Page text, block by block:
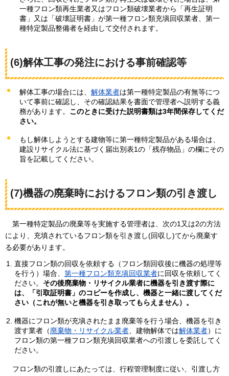
一種フロン類再生業者又はフロン類破壊業者から「再生証明
書」又は「破壊証明書」が第一種フロン類充塡回収業者、第一
種特定製品整備者を経由して交付されます。
(6)解体工事の発注における事前確認等
解体工事の場合には、 解体業者は第一種特定製品の有無等につ
いて事前に確認し、その確認結果を書面で管理者へ説明する義
務があります。 このときに受けた説明書類は3年間保存してくだ
さい。
もし解体しようとする建物等に第一種特定製品がある場合は、
建設リサイクル法に基づく届出別表1の「残存物品」の欄にその
旨を記載してください。
(7)機器の廃棄時におけるフロン類の引き渡し
第一種特定製品の廃棄等を実施する管理者は、次の1又は2の方法
により、充填されているフロン類を引き渡し(回収し)てから廃棄す
る必要があります。
直接フロン類の回収を依頼する（フロン類回収後に機器の処理等
を行う）場合、 第一種フロン類充塡回収業者に回収を依頼してく
ださい。 その後廃棄物・リサイクル業者に機器を引き渡す際に
は、「引取証明書」のコピーを作成し、機器と一緒に渡してくだ
さい（これが無いと機器を引き取ってもらえません）。
機器にフロン類が充塡されたまま廃棄等を行う場合、機器を引き
渡す業者（廃棄物・リサイクル業者 、建物解体では解体業者）に
フロン類の第一種フロン類充塡回収業者への引渡しを委託してく
ださい。
フロン類の引渡しにあたっては、 行程管理制度に従い、引渡し方